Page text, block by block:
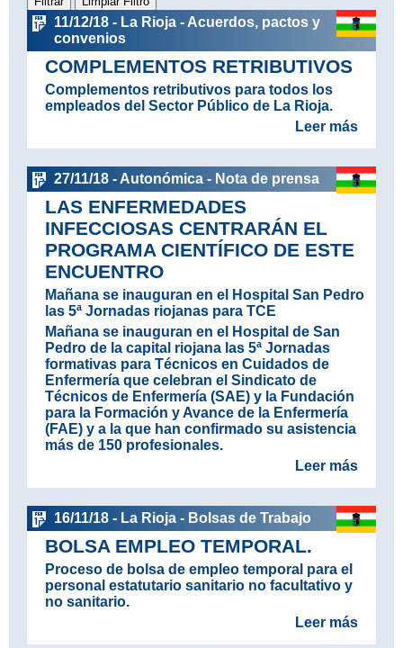
11/12/18 - La Rioja - Acuerdos, pactos y
convenios
COMPLEMENTOS RETRIBUTIVOS
Complementos retributivos para todos los
empleados del Sector Público de La Rioja.
Leer más
27/11/18 - Autonómica - Nota de prensa
LAS ENFERMEDADES
INFECCIOSAS CENTRARÁN EL
PROGRAMA CIENTÍFICO DE ESTE
ENCUENTRO
Mañana se inauguran en el Hospital San Pedro
las 5ª Jornadas riojanas para TCE
Mañana se inauguran en el Hospital de San
Pedro de la capital riojana las 5ª Jornadas
formativas para Técnicos en Cuidados de
Enfermería que celebran el Sindicato de
Técnicos de Enfermería (SAE) y la Fundación
para la Formación y Avance de la Enfermería
(FAE) y a la que han confirmado su asistencia
más de 150 profesionales.
Leer más
16/11/18 - La Rioja - Bolsas de Trabajo
BOLSA EMPLEO TEMPORAL.
Proceso de bolsa de empleo temporal para el
personal estatutario sanitario no facultativo y
no sanitario.
Leer más